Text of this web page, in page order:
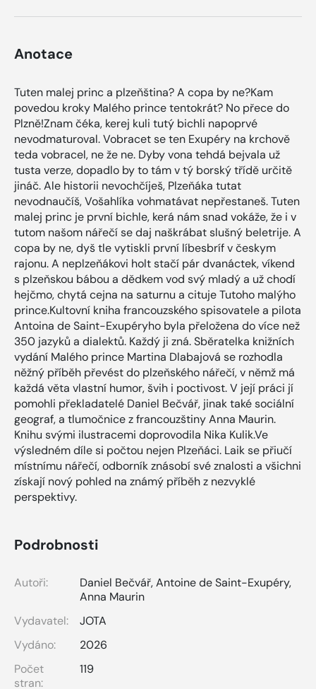
Anotace
Tuten malej princ a plzeňština? A copa by ne?Kam
povedou kroky Malého prince tentokrát? No přece do
Plzně!Znam čéka, kerej kuli tutý bichli napoprvé
nevodmaturoval. Vobracet se ten Exupéry na krchově
teda vobracel, ne že ne. Dyby vona tehdá bejvala už
tusta verze, dopadlo by to tám v tý borský třídě určitě
jináč. Ale historii nevochčíješ, Plzeňáka tutat
nevodnaučíš, Vošahlíka vohmatávat nepřestaneš. Tuten
malej princ je první bichle, kerá nám snad vokáže, že i v
tutom našom nářečí se daj naškrábat slušný beletrije. A
copa by ne, dyš tle vytiskli první líbesbríf v českym
rajonu. A neplzeňákovi holt stačí pár dvanáctek, víkend
s plzeňskou bábou a dědkem vod svý mladý a už chodí
hejčmo, chytá cejna na saturnu a cituje Tutoho malýho
prince.Kultovní kniha francouzského spisovatele a pilota
Antoina de Saint-Exupéryho byla přeložena do více než
350 jazyků a dialektů. Každý ji zná. Sběratelka knižních
vydání Malého prince Martina Dlabajová se rozhodla
něžný příběh převést do plzeňského nářečí, v němž má
každá věta vlastní humor, švih i poctivost. V její práci jí
pomohli překladatelé Daniel Bečvář, jinak také sociální
geograf, a tlumočnice z francouzštiny Anna Maurin.
Knihu svými ilustracemi doprovodila Nika Kulik.Ve
výsledném díle si počtou nejen Plzeňáci. Laik se přiučí
místnímu nářečí, odborník znásobí své znalosti a všichni
získají nový pohled na známý příběh z nezvyklé
perspektivy.
Podrobnosti
Autoři: Daniel Bečvář,Antoine de Saint-Exupéry,
Anna Maurin
Vydavatel:
JOTA
Vydáno:
2026
Počet
stran:
119